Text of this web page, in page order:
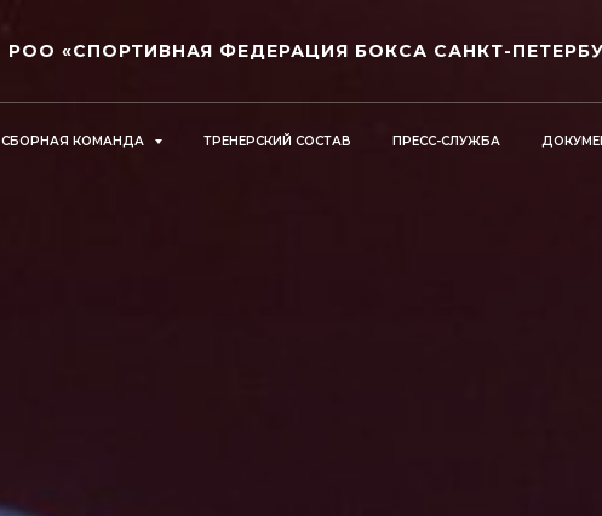
РОО «СПОРТИВНАЯ ФЕДЕРАЦИЯ БОКСА САНКТ-
СБОРНАЯ КОМАНДА ТРЕНЕРСКИЙ СОСТАВ ПРЕСС-СЛУЖБА